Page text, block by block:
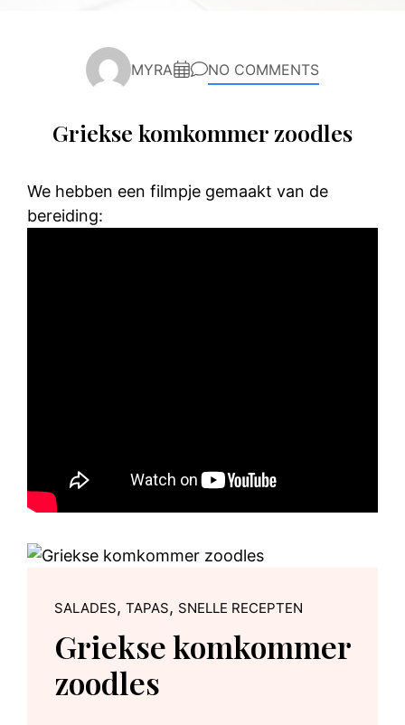
MYRA NO COMMENTS
Griekse komkommer zoodles
We hebben een filmpje gemaakt van de
bereiding:
SALADES, TAPAS, SNELLE RECEPTEN
Griekse komkommer
zoodles